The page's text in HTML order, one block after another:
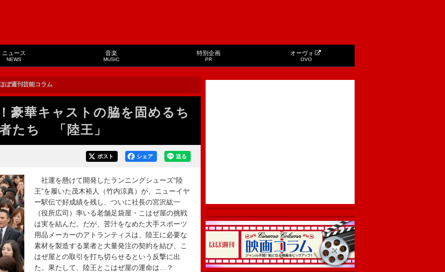
ニュース
NEWS
音楽
MUSIC
特別企画
PR
オーヴォ
OVO
ぼ週刊芸能コラム
豪華キャストの脇を固めるち
たち 「陸王」
送る
シェア
ポスト
社運を懸けて開発したランニングシューズ“陸
王”を履いた茂木裕人（竹内涼真）が、ニューイヤ
ー駅伝で好成績を残し、ついに社長の宮沢紘一
（役所広司）率いる老舗足袋屋・こはぜ屋の挑戦
は実を結んだ。だが、苦汁をなめた大手スポーツ
用品メーカーのアトランティスは、陸王に必要な
素材を製造する業者と大量発注の契約を結び、こ
はぜ屋との取引を打ち切らせるという反撃に出
た。果たして、陸王とこはぜ屋の運命は…？